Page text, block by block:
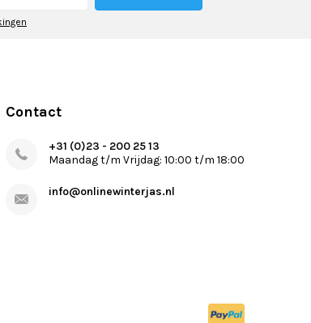
Contact
+31 (0)23 - 200 25 13
Maandag t/m Vrijdag: 10:00 t/m 18:00
info@onlinewinterjas.nl